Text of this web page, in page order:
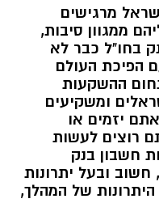
מרגישים
ממגוון סיבות,
בחו"ל כבר לא
הפיכת העולם
ההשקעות
ומשקיעים
יזמים או
רוצים לעשות
חשבון בנק
חשוב ובעל יתרונות
של המהלך,